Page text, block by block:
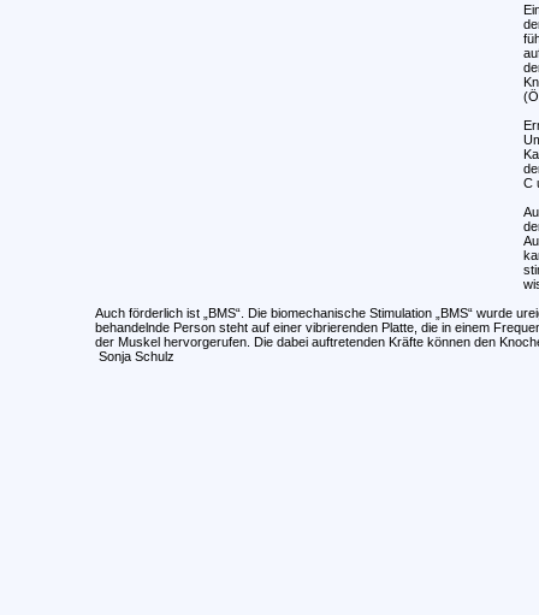
C
Auch förderlich ist „BMS“. Die biomechanische Stimulation „BMS“ wurde
behandelnde Person steht auf einer vibrierenden Platte, die in einem
der Muskel hervorgerufen. Die dabei auftretenden Kräfte können den
Sonja Schulz